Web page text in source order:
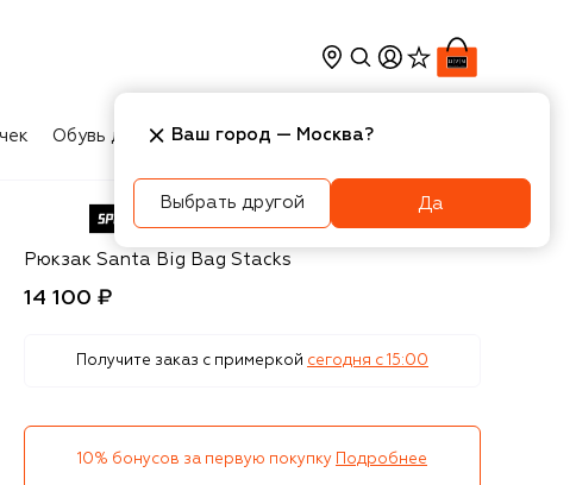
Обувь для мальчиков Игрушки Аксесcуары
Sprayground
Рюкзак Santa Big Bag Stacks
14 100 ₽
Получите заказ с примеркой сегодня c 15:00
10% бонусов за первую покупку Подробнее
Ваш город — Москва?
Выбрать другой Да